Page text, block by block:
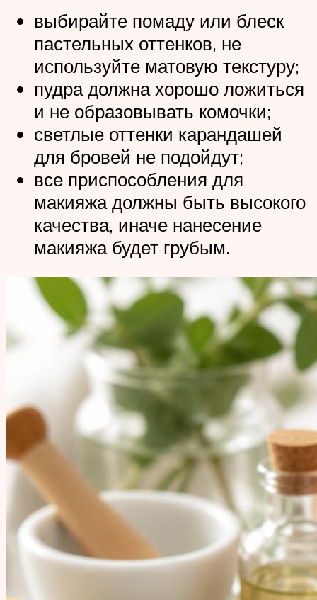
выбирайте помаду или блеск
пастельных оттенков, не
используйте матовую текстуру;
пудра должна хорошо ложиться
и не образовывать комочки;
светлые оттенки карандашей
для бровей не подойдут;
все приспособления для
макияжа должны быть высокого
качества, иначе нанесение
макияжа будет грубым.